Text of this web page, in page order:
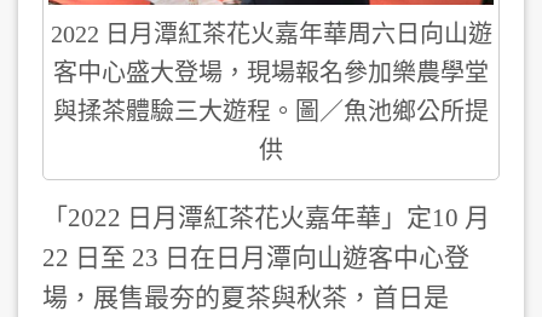
2022 日月潭紅茶花火嘉年華周六日向山遊
客中心盛大登場，現場報名參加樂農學堂
與揉茶體驗三大遊程。圖／魚池鄉公所提
供
「2022 日月潭紅茶花火嘉年華」定10 月
22 日至 23 日在日月潭向山遊客中心登
場，展售最夯的夏茶與秋茶，首日是